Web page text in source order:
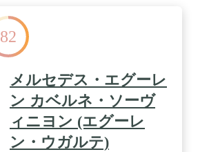
82
メルセデス・エグーレ
ン カベルネ・ソーヴ
ィニヨン (エグーレ
ン・ウガルテ)